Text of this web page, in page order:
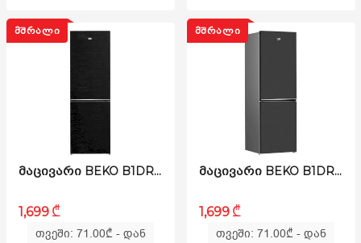
ᲛᲨᲠᲐᲚᲘ
ᲛᲐᲪᲘᲕᲐᲠᲘ BEKO B1DRCNK362HWB
1,699 ₾
თვეში: 71.00₾- დან
ᲛᲨᲠᲐᲚᲘ
ᲛᲐᲪᲘᲕᲐᲠᲘ BEKO B1DRCNK362HXBR
1,699 ₾
თვეში: 71.00₾- დან